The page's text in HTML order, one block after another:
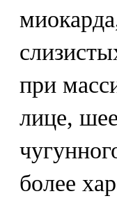
при
лице,
более